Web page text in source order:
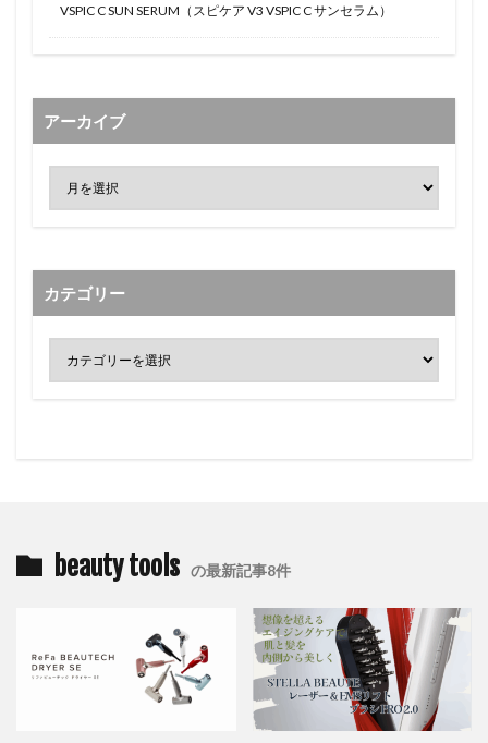
VSPIC C SUN SERUM（スピケア V3 VSPIC C サンセラム）
アーカイブ
カテゴリー
beauty tools の最新記事8件